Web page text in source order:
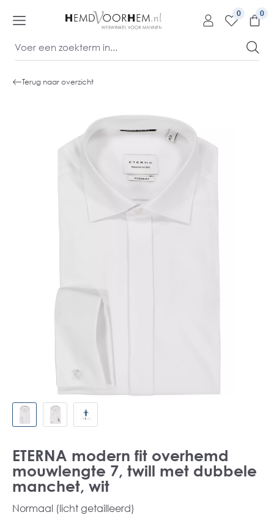
0
Terug naar overzicht
ETERNA modern fit overhemd
mouwlengte 7, twill met dubbele
manchet, wit
Normaal (licht getailleerd)